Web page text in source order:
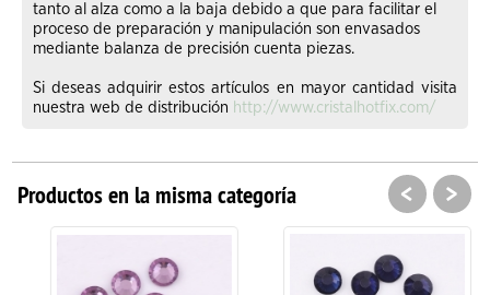
tanto al alza como a la baja debido a que para facilitar el
proceso de preparación y manipulación son envasados
mediante balanza de precisión cuenta piezas.
Si deseas adquirir estos artículos en mayor cantidad visita
nuestra web de distribución http://www.cristalhotfix.com/
Productos en la misma categoría < >